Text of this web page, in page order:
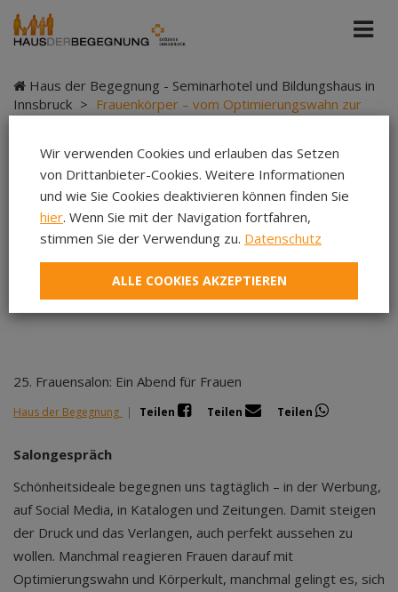
Haus der Begegnung - Seminarhotel und Bildungshaus in
Innsbruck > Frauenkörper – vom Optimierungswahn zur
Frauenkörper – vom
Optimierungswahn
zur Selbstliebe
25. Frauensalon: Ein Abend für Frauen
Haus der Begegnung | Teilen Teilen Teilen
Salongespräch
Schönheitsideale begegnen uns tagtäglich – in der Werbung,
auf Social Media, in Katalogen und Zeitungen. Damit steigen
der Druck und das Verlangen, auch perfekt aussehen zu
wollen. Manchmal reagieren Frauen darauf mit
Optimierungswahn und Körperkult, manchmal gelingt es, sich
Wir verwenden Cookies und erlauben das Setzen
von Drittanbieter-Cookies. Weitere Informationen
und wie Sie Cookies deaktivieren können finden Sie
hier. Wenn Sie mit der Navigation fortfahren,
stimmen Sie der Verwendung zu. Datenschutz
ALLE COOKIES AKZEPTIEREN